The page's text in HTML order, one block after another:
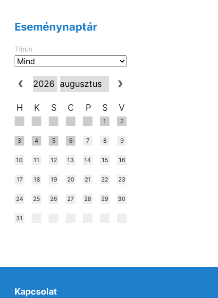
Eseménynaptár
Típus
H K S C P S V
1 2
3 4 5 6 7 8 9
10 11 12 13 14 15 16
17 18 19 20 21 22 23
24 25 26 27 28 29 30
31
Kapcsolat